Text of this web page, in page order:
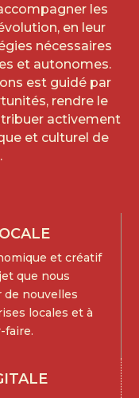
les
en leur
nécessaires
et autonomes.
est guidé par
rendre le
activement
et culturel de
et créatif
que nous
de nouvelles
locales et à
faire.